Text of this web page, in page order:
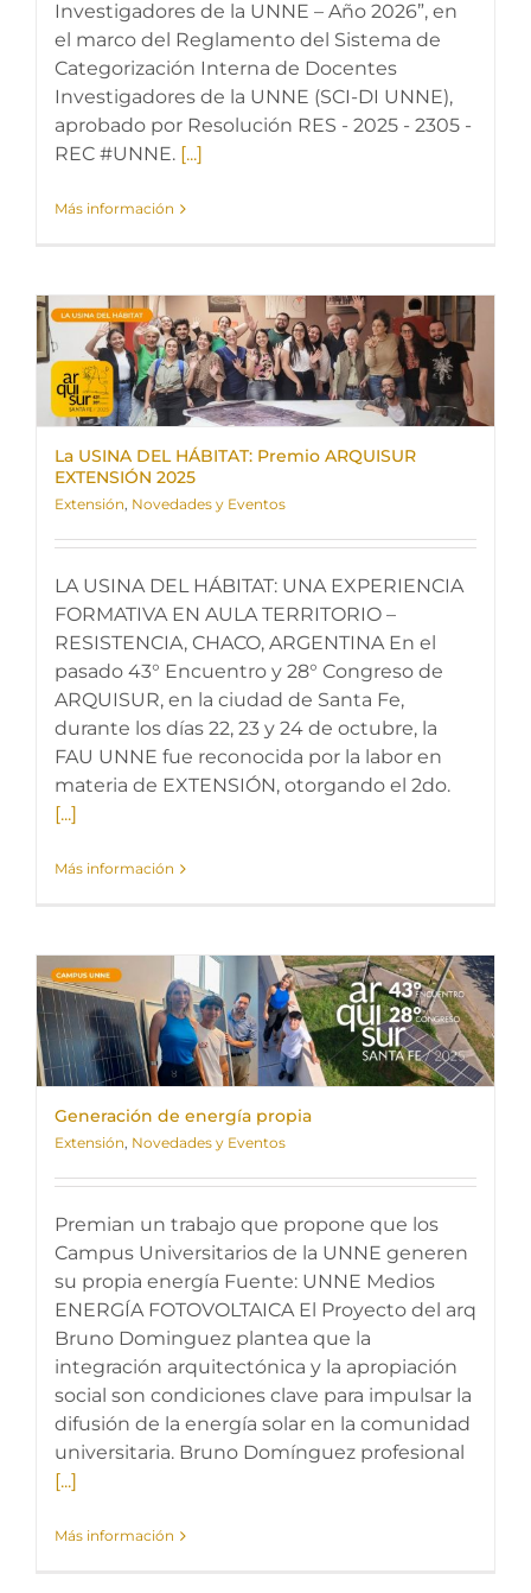
Investigadores de la UNNE – Año 2026”, en
el marco del Reglamento del Sistema de
Categorización Interna de Docentes
Investigadores de la UNNE (SCI-DI UNNE),
aprobado por Resolución RES - 2025 - 2305 -
REC #UNNE. [...]
Más información
La USINA DEL HÁBITAT: Premio ARQUISUR
EXTENSIÓN 2025
Extensión, Novedades y Eventos
LA USINA DEL HÁBITAT: UNA EXPERIENCIA
FORMATIVA EN AULA TERRITORIO –
RESISTENCIA, CHACO, ARGENTINA En el
pasado 43° Encuentro y 28° Congreso de
ARQUISUR, en la ciudad de Santa Fe,
durante los días 22, 23 y 24 de octubre, la
FAU UNNE fue reconocida por la labor en
materia de EXTENSIÓN, otorgando el 2do.
[...]
Más información
Generación de energía propia
Extensión, Novedades y Eventos
Premian un trabajo que propone que los
Campus Universitarios de la UNNE generen
su propia energía Fuente: UNNE Medios
ENERGÍA FOTOVOLTAICA El Proyecto del arq
Bruno Dominguez plantea que la
integración arquitectónica y la apropiación
social son condiciones clave para impulsar la
difusión de la energía solar en la comunidad
universitaria. Bruno Domínguez profesional
[...]
Más información